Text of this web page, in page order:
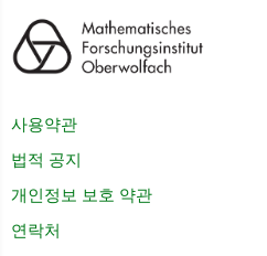
사용약관
법적 공지
개인정보 보호 약관
연락처